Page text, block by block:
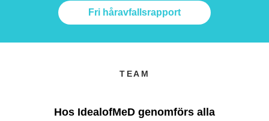
Fri håravfallsrapport
TEAM
Hos IdealofMeD genomförs alla